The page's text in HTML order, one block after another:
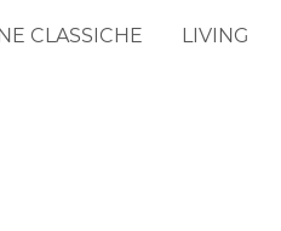
CLASSICHE LIVING